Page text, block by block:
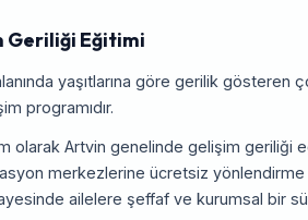
Geriliği Eğitimi
yaşıtlarına göre gerilik gösteren
programıdır.
olarak Artvin genelinde gelişim geriliği
merkezlerine ücretsiz yönlendirme
ailelere şeffaf ve kurumsal bir